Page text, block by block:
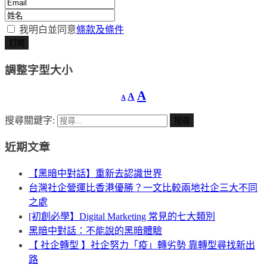
我明白並同意條款及條件
調整字型大小
A
縮
小
A 重
字
小。
A放
大
大
小。
搜尋關鍵字:
近期文章
【黑暗中對話】重新去認識世界
台灣社企營運比香港優勝？一文比較兩地社企三大不同
之處
[初創必學】Digital Marketing 常見的七大類別
黑暗中對話：不能說的黑暗體驗
【 社企轉型 】社企努力「疫」轉劣勢 靠轉型尋找新出
路